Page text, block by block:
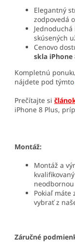
Elegantný
zodpovedá
skúsených
Cenovo
skla iPhone
Kompletnú
nájdete pod týmto
Prečítajte si
iPhone 8 Plus,
Montáž:
Montáž a
Pokiaľ máte
vybrať z
Záručné